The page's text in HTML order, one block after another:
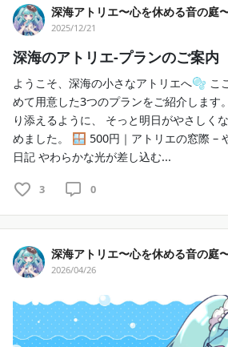
このファンクラブ「深海アトリエ」で
あなたの心が少し軽くなるような音や
ゆっくりと紡いでいます。
ここは、あさぎが音と心を紡いでいく
日々の中でふっと力が抜けるような、
やわらかいひとときを感じてもらえ
日常に寄り添う視点を大切にしながら、
あなたにそっと寄り添う温度の配信を
そして、アドラー心理学を学ぶ“表現者
心がふっと軽くなるような言葉や気づ
さらに、オカリナとアコーディオンを
て、
深海アトリエ〜心を休める音の庭
2025/12/21
深海のアトリエ-プランのご案内
ようこそ、深海の小さなアトリエへ🫧 こ
めて用意した3つのプランをご紹介します
り添えるように、 そっと明日がやさしく
めました。 🪟 500円｜アトリエの窓際 –
日記 やわらかな光が差し込む...
3 0
深海アトリエ〜心を休める音の庭
2026/04/26